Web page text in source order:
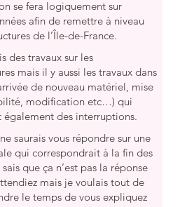
se fera logiquement sur
afin de remettre à niveau
de l’Île-de-France.
des travaux sur les
mais il y aussi les travaux dans
de nouveau matériel, mise
modification etc…) qui
également des interruptions.
saurais vous répondre sur une
qui correspondrait à la fin des
que ça n’est pas la réponse
mais je voulais tout de
le temps de vous expliquez